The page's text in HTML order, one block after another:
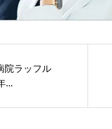
院ラッフル
...